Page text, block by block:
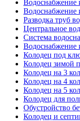
Водоснабжение
Водоснабжение
Разводка труб
Центральное
Система
Водоснабжение
Колодец под
Колодец зимой
Колодец на 3
Колодец на 4
Колодец на 5
Колодец для
Обустройство
Колодец и